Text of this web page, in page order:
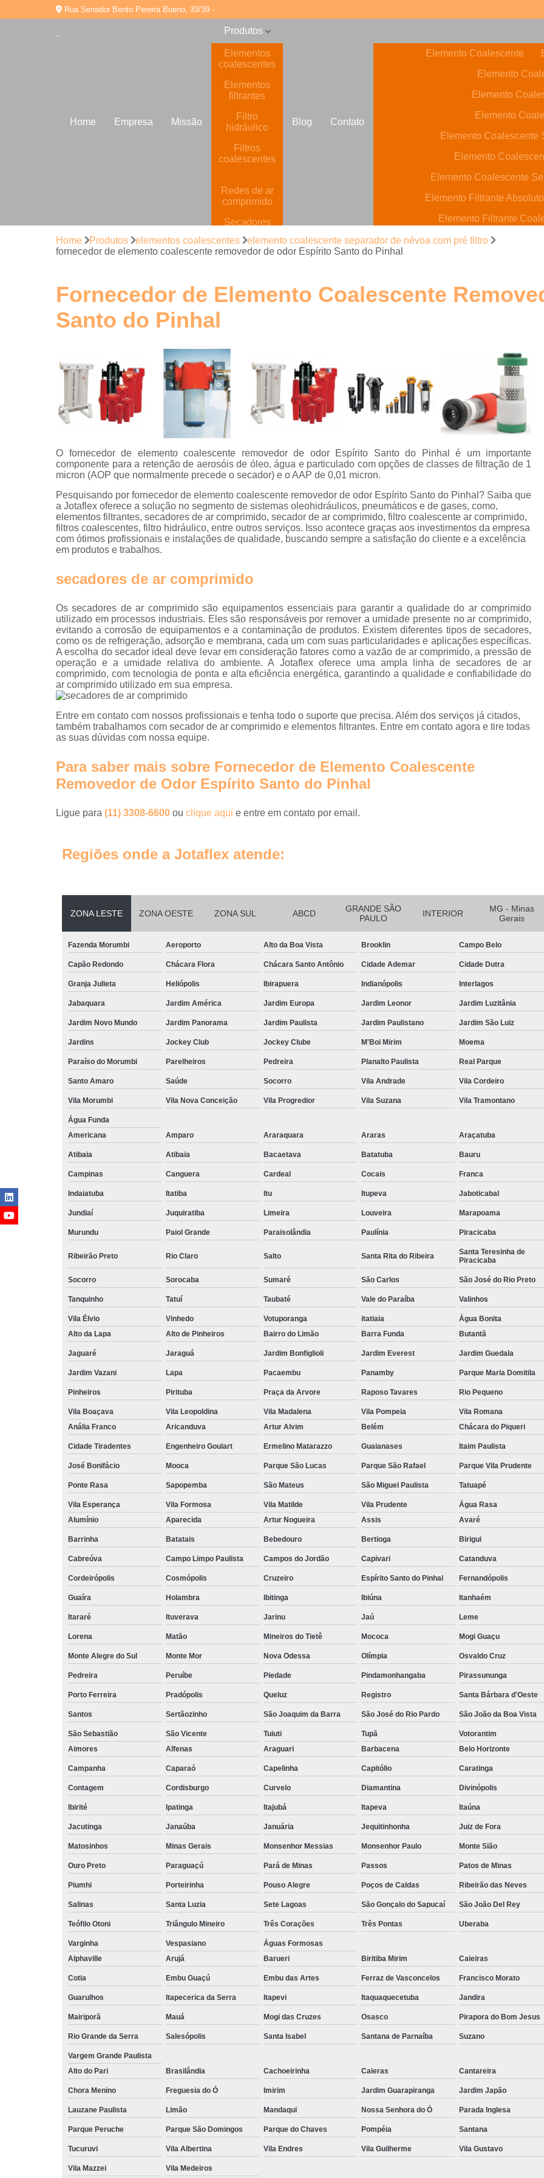
Rua Senador Bento Pereira Bueno, 33/39 -
Home Empresa Missão
Produtos
Elementos
coalescentes
Elementos
filtrantes
Filtro
hidráulico
Filtros
coalescentes
Redes de ar
comprimido
Secadores
comprimido
comprimido
Tubulações
em alumínio
Blog Contato
Elemento Coalescente
Elemento
Elemento
Elemento
Elemento Coalescente
Elemento
Elemento Coalescente
Elemento Filtrante Absoluto
Elemento Filtrante
Elemento Filtrante de
Filtro Hidráulico
Filtros Hidráulicos
Elemento para Filtro Coalescente
Filtro Coalescente Ar
Filtro Coalescente Domnick
Gerador de Nitrogênio com
Gerador de Nitrogênio para
Gerador Nitrogênio
Rede de Ar Comprimido
Rede de Distribuição de Ar
Secador Ar Comprimido por
Secador de Ar Comprimido
Secador do Ar
Secador para Linha de Ar
Tubo de Alumínio Ar Comprimido
Tubo de Alumínio de Ar
Tubo de Alumínio para Rede de Ar
Tubo em Alumínio para Ar
Tubulação de Ar Comprimido
Tubulação em Alumínio
Tubulação em
Tubulação em
Tubulação em Alumínio
Tubulação para Ar Comprimido
Home Produtos elementos coalescentes
elemento coalescente separador de névoa com pré filtro
fornecedor de elemento coalescente removedor de odor Espírito Santo do Pinhal
Fornecedor de Elemento Coalescente
Santo do Pinhal
O fornecedor de elemento coalescente removedor de odor Espírito Santo do Pinhal é um importante
componente para a retenção de aerosóis de óleo, água e particulado com opções de classes de filtração de 1
micron (AOP que normalmente precede o secador) e o AAP de 0,01 micron.
Pesquisando por fornecedor de elemento coalescente removedor de odor Espírito Santo do Pinhal? Saiba que
a Jotaflex oferece a solução no segmento de sistemas oleohidráulicos, pneumáticos e de gases, como,
elementos filtrantes, secadores de ar comprimido, secador de ar comprimido, filtro coalescente ar comprimido,
filtros coalescentes, filtro hidráulico, entre outros serviços. Isso acontece graças aos investimentos da empresa
com ótimos profissionais e instalações de qualidade, buscando sempre a satisfação do cliente e a excelência
em produtos e trabalhos.
secadores de ar comprimido
Os secadores de ar comprimido são equipamentos essenciais para garantir a qualidade do ar comprimido
utilizado em processos industriais. Eles são responsáveis por remover a umidade presente no ar comprimido,
evitando a corrosão de equipamentos e a contaminação de produtos. Existem diferentes tipos de secadores,
como os de refrigeração, adsorção e membrana, cada um com suas particularidades e aplicações específicas.
A escolha do secador ideal deve levar em consideração fatores como a vazão de ar comprimido, a pressão de
operação e a umidade relativa do ambiente. A Jotaflex oferece uma ampla linha de secadores de ar
comprimido, com tecnologia de ponta e alta eficiência energética, garantindo a qualidade e confiabilidade do
ar comprimido utilizado em sua empresa.
Entre em contato com nossos profissionais e tenha todo o suporte que precisa. Além dos serviços já citados,
também trabalhamos com secador de ar comprimido e elementos filtrantes. Entre em contato agora e tire todas
as suas dúvidas com nossa equipe.
Para saber mais sobre Fornecedor de Elemento Coalescente
Removedor de Odor Espírito Santo do Pinhal
Ligue para (11) 3308-6600 ou clique aqui e entre em contato por email.
Regiões onde a Jotaflex atende:
ZONA LESTE ZONA OESTE ZONA SUL ABCD
GRANDE SÃO
PAULO
INTERIOR
MG - Minas
Gerais
Fazenda Morumbi Aeroporto Alto da Boa Vista Brooklin Campo Belo
Capão Redondo Chácara Flora Chácara Santo Antônio Cidade Ademar Cidade Dutra
Granja Julieta Heliópolis Ibirapuera Indianópolis Interlagos
Jabaquara Jardim América Jardim Europa Jardim Leonor Jardim Luzitânia
Jardim Novo Mundo Jardim Panorama Jardim Paulista Jardim Paulistano Jardim São Luiz
Jardins Jockey Club Jockey Clube M'Boi Mirim Moema
Paraíso do Morumbi Parelheiros Pedreira Planalto Paulista Real Parque
Santo Amaro Saúde Socorro Vila Andrade Vila Cordeiro
Vila Morumbi Vila Nova Conceição Vila Progredior Vila Suzana Vila Tramontano
Água Funda
Americana
Amparo Araraquara Araras Araçatuba
Atibaia Atibaia Bacaetava Batatuba Bauru
Campinas Canguera Cardeal Cocais Franca
Indaiatuba Itatiba Itu Itupeva Jaboticabal
Jundiaí Juquiratiba Limeira Louveira Marapoama
Murundu Paiol Grande Paraisolândia Paulínia Piracicaba
Ribeirão Preto Rio Claro Salto Santa Rita do Ribeira
Santa Teresinha de
Piracicaba
Socorro Sorocaba Sumaré São Carlos São José do Rio Preto
Tanquinho Tatuí Taubaté Vale do Paraíba Valinhos
Vila Élvio Vinhedo Votuporanga itatiaia Água Bonita
Alto da Lapa
Alto de Pinheiros Bairro do Limão Barra Funda Butantã
Jaguaré Jaraguá Jardim Bonfiglioli Jardim Everest Jardim Guedala
Jardim Vazani Lapa Pacaembu Panamby Parque Maria Domitila
Pinheiros Pirituba Praça da Arvore Raposo Tavares Rio Pequeno
Vila Boaçava Vila Leopoldina Vila Madalena Vila Pompeia Vila Romana
Anália Franco
Aricanduva Artur Alvim Belém Chácara do Piqueri
Cidade Tiradentes Engenheiro Goulart Ermelino Matarazzo Guaianases Itaim Paulista
José Bonifácio Mooca Parque São Lucas Parque São Rafael Parque Vila Prudente
Ponte Rasa Sapopemba São Mateus São Miguel Paulista Tatuapé
Vila Esperança Vila Formosa Vila Matilde Vila Prudente
Água Rasa
Alumínio
Aparecida Artur Nogueira Assis Avaré
Barrinha Batatais Bebedouro Bertioga Birigui
Cabreúva Campo Limpo Paulista Campos do Jordão Capivari Catanduva
Cordeirópolis Cosmópolis Cruzeiro Espírito Santo do Pinhal Fernandópolis
Guaíra Holambra Ibitinga Ibiúna Itanhaém
Itararé Ituverava Jarinu Jaú Leme
Lorena Matão Mineiros do Tietê Mococa Mogi Guaçu
Monte Alegre do Sul Monte Mor Nova Odessa Olímpia Osvaldo Cruz
Pedreira Peruíbe Piedade Pindamonhangaba Pirassununga
Porto Ferreira Pradópolis Queluz Registro Santa Bárbara d'Oeste
Santos Sertãozinho São Joaquim da Barra São José do Rio Pardo São João da Boa Vista
São Sebastião São Vicente Tuiuti Tupã Votorantim
Aimores
Alfenas Araguari Barbacena Belo Horizonte
Campanha Caparaó Capelinha Capitólio Caratinga
Contagem Cordisburgo Curvelo Diamantina Divinópolis
Ibirité Ipatinga Itajubá Itapeva Itaúna
Jacutinga Janaúba Januária Jequitinhonha Juiz de Fora
Matosinhos Minas Gerais Monsenhor Messias Monsenhor Paulo Monte Sião
Ouro Preto Paraguaçú Pará de Minas Passos Patos de Minas
Piumhi Porteirinha Pouso Alegre Poços de Caldas Ribeirão das Neves
Salinas Santa Luzia Sete Lagoas São Gonçalo do Sapucaí São João Del Rey
Teófilo Otoni Triângulo Mineiro Três Corações Três Pontas Uberaba
Varginha Vespasiano
Águas Formosas
Alphaville
Arujá Barueri Biritiba Mirim Caieiras
Cotia Embu Guaçú Embu das Artes Ferraz de Vasconcelos Francisco Morato
Guarulhos Itapecerica da Serra Itapevi Itaquaquecetuba Jandira
Mairiporã Mauá Mogi das Cruzes Osasco Pirapora do Bom Jesus
Rio Grande da Serra Salesópolis Santa Isabel Santana de Parnaíba Suzano
Vargem Grande Paulista
Alto do Pari
Brasilândia Cachoeirinha Caieras Cantareira
Chora Menino Freguesia do Ó Imirim Jardim Guarapiranga Jardim Japão
Lauzane Paulista Limão Mandaqui Nossa Senhora do Ó Parada Inglesa
Parque Peruche Parque São Domingos Parque do Chaves Pompéia Santana
Tucuruvi Vila Albertina Vila Endres Vila Guilherme Vila Gustavo
Vila Mazzei Vila Medeiros